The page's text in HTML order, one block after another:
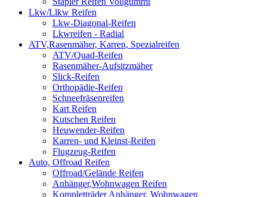
Lkw/Llkw Reifen
Lkw-Diagonal-Reifen
Lkwreifen - Radial
ATV,Rasenmäher, Karren, Spezialreifen
ATV/Quad-Reifen
Rasenmäher-Aufsitzmäher
Slick-Reifen
Orthopädie-Reifen
Schneefräsenreifen
Kart Reifen
Kutschen Reifen
Heuwender-Reifen
Karren- und Kleinst-Reifen
Flugzeug-Reifen
Auto, Offroad Reifen
Offroad/Gelände Reifen
Anhänger,Wohnwagen Reifen
Kompletträder Anhänger, Wohnwagen